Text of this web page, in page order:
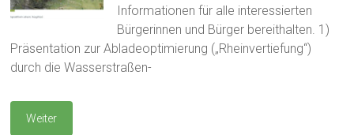
Informationen für alle interessierten
Bürgerinnen und Bürger bereithalten. 1)
Präsentation zur Abladeoptimierung („Rheinvertiefung“)
durch die Wasserstraßen-
Weiter